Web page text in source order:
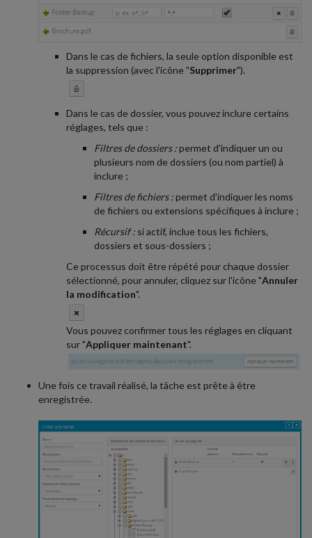
Dans le cas de fichiers, la seule option disponible est
la suppression (avec l'icône "Supprimer").
Dans le cas de dossier, vous pouvez inclure certains
réglages, tels que :
Filtres de dossiers :permet d'indiquer un ou
plusieurs nom de dossiers (ou nom partiel) à
inclure ;
Filtres de fichiers :permet d'indiquer les noms
de fichiers ou extensions spécifiques à inclure ;
Récursif : si actif, inclue tous les fichiers,
dossiers et sous-dossiers ;
Ce processus doit être répété pour chaque dossier
sélectionné, pour annuler, cliquez sur l'icône "Annuler
la modification".
Vous pouvez confirmer tous les réglages en cliquant
sur "Appliquer maintenant".
Une fois ce travail réalisé, la tâche est prête à être
enregistrée.